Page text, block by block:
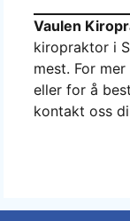
Vaulen
kiropraktor i
mest. For
eller for å
kontakt oss